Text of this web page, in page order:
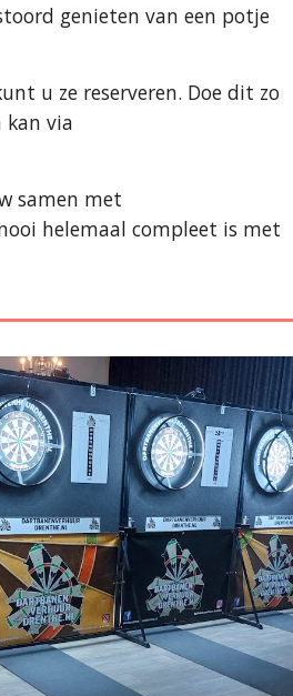
genieten van een potje
u ze reserveren. Doe dit zo
kan via
samen met
helemaal compleet is met